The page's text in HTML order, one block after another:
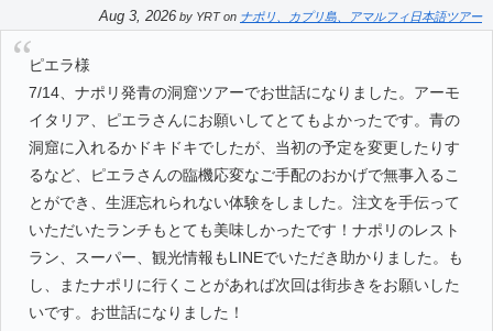
Aug 3, 2026 by YRTon ナポリ、カプリ島、アマルフィ日本語ツアー
ピエラ様
7/14、ナポリ発青の洞窟ツアーでお世話になりました。アーモ
イタリア、ピエラさんにお願いしてとてもよかったです。青の
洞窟に入れるかドキドキでしたが、当初の予定を変更したりす
るなど、ピエラさんの臨機応変なご手配のおかげで無事入るこ
とができ、生涯忘れられない体験をしました。注文を手伝って
いただいたランチもとても美味しかったです！ナポリのレスト
ラン、スーパー、観光情報もLINEでいただき助かりました。も
し、またナポリに行くことがあれば次回は街歩きをお願いした
いです。お世話になりました！